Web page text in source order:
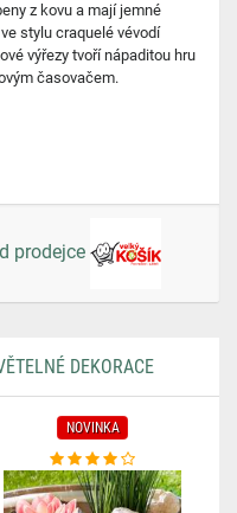
z kovu a mají jemné
stylu craquelé vévodí
výřezy tvoří nápaditou hru
časovačem.
prodejce
DEKORACE
NOVINKA